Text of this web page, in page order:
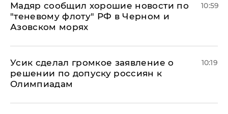
Мадяр сообщил хорошие новости по
"теневому флоту" РФ в Черном и
Азовском морях
10:59
Усик сделал громкое заявление о
решении по допуску россиян к
Олимпиадам
10:19